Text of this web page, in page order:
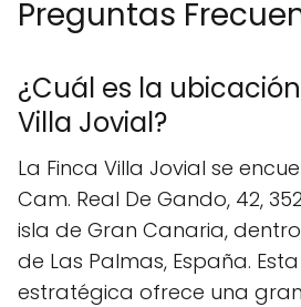
Preguntas
¿Cuál es la
Villa Jovial?
La Finca Villa Jovial se
Cam. Real De Gando, 42,
isla de Gran Canaria,
de Las Palmas, España.
estratégica ofrece una